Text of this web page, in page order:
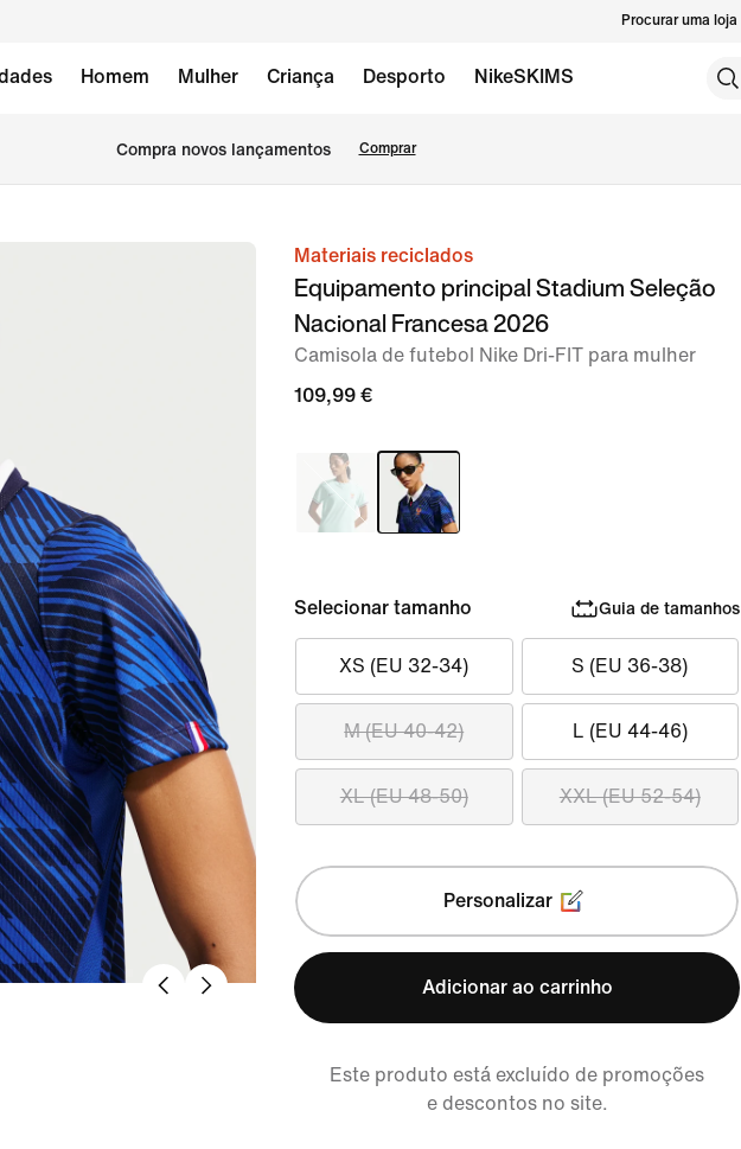
Procurar uma loja
Homem Mulher Criança Desporto NikeSKIMS
Compra novos lançamentos Comprar
imagemMateriais reciclados
Equipamento principal Stadium Seleção
Nacional Francesa 2026
Camisola de futebol Nike Dri-FIT para mulher
109,99 €
Selecionar tamanho Guia de tamanhos
XS (EU 32-34) S (EU 36-38)
M (EU 40-42) L (EU 44-46)
XL (EU 48-50) XXL (EU 52-54)
Personalizar
Adicionar ao carrinho
Este produto está excluído de promoções
e descontos no site.